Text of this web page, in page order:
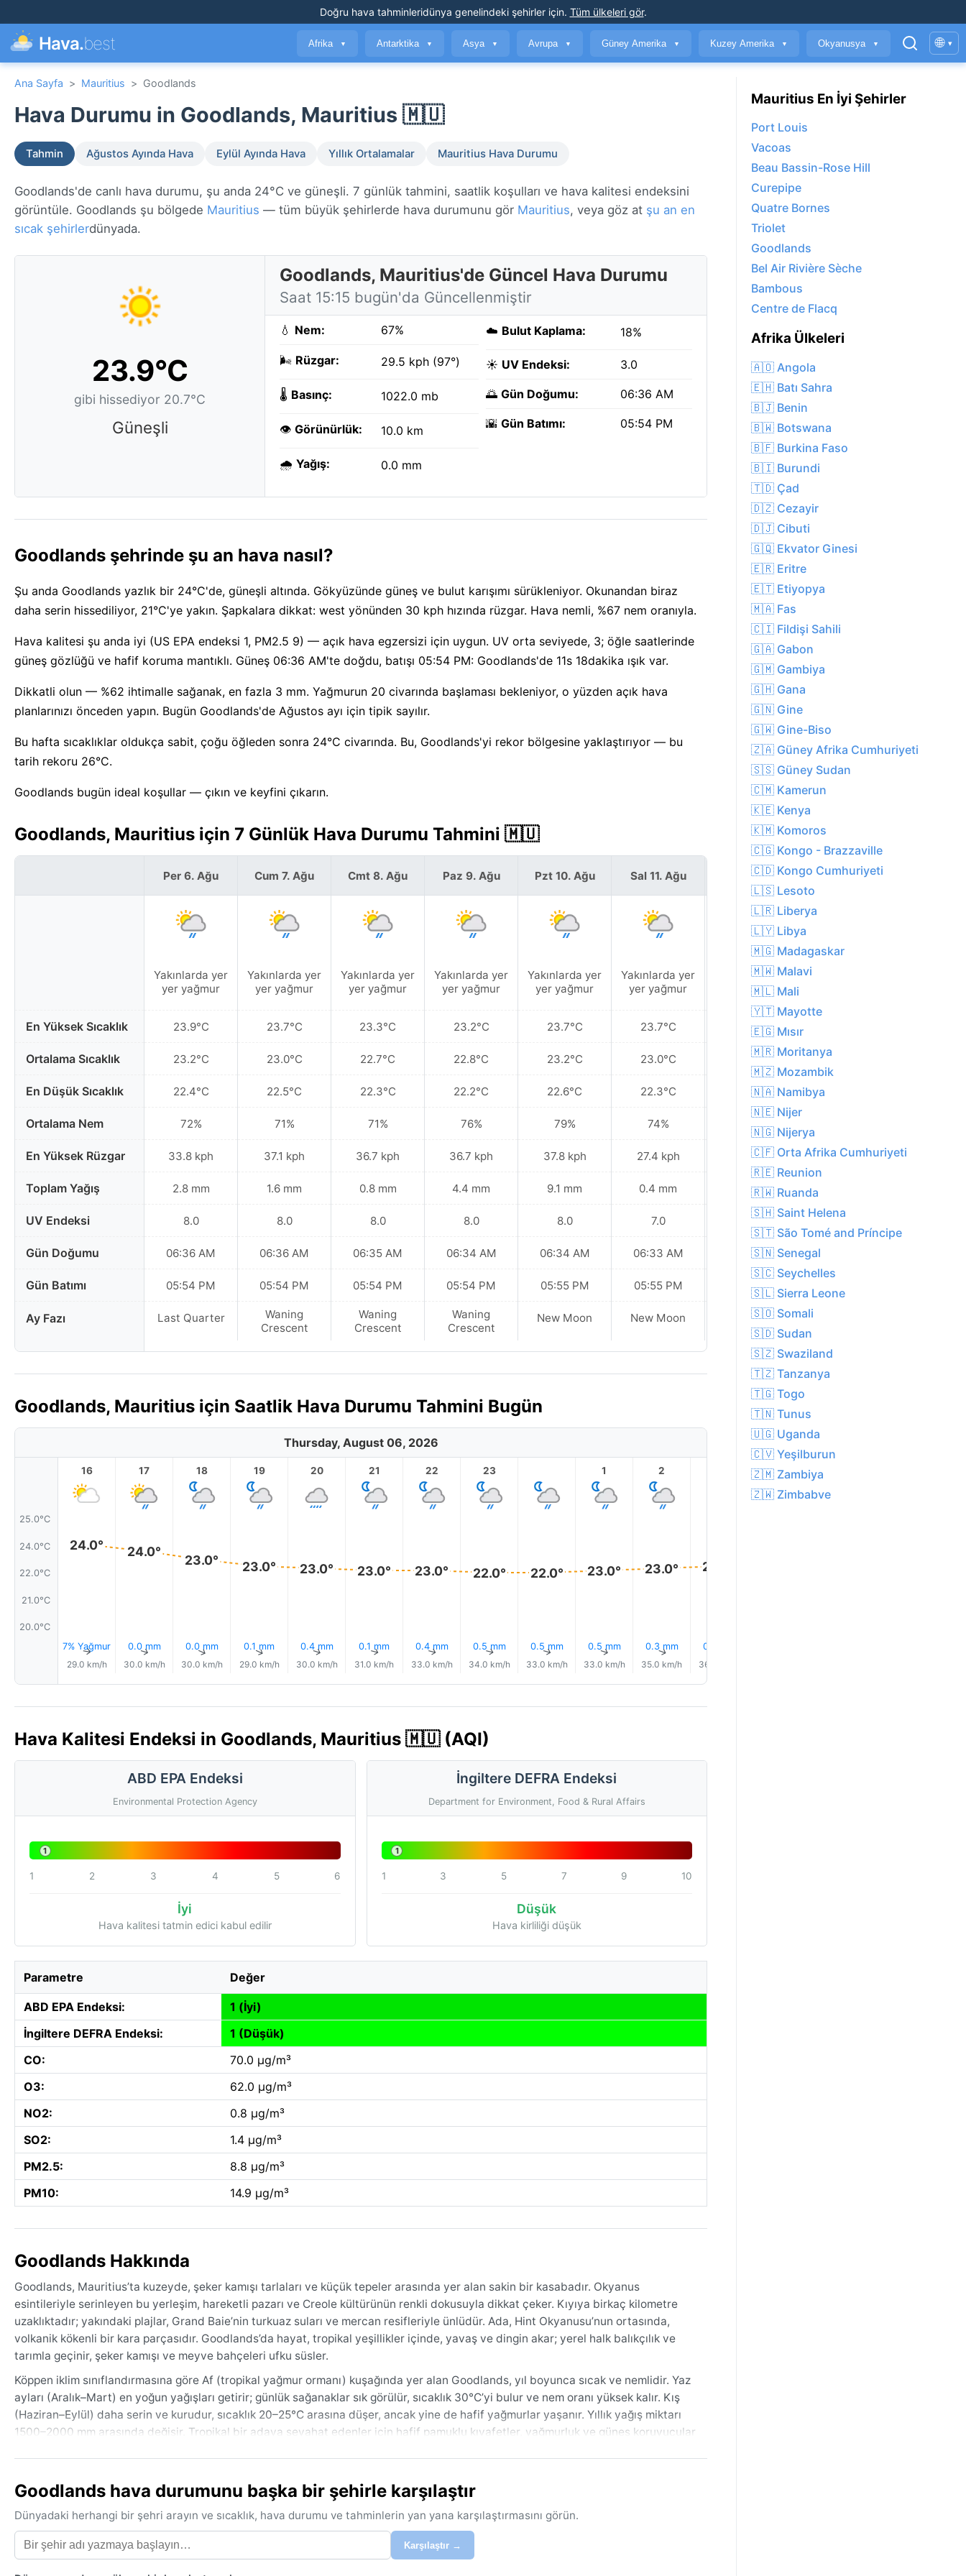
Doğru hava tahminleridünya genelindeki şehirler için. Tüm ülkeleri gör.
Hava.best Afrika ▼ Antarktika ▼ Asya ▼ Avrupa ▼ Güney Amerika ▼ Kuzey Amerika ▼ Okyanusya ▼ 🌐 ▾
Ana Sayfa > Mauritius > Goodlands
Hava Durumu in Goodlands, Mauritius 🇲🇺
Tahmin Ağustos Ayında Hava Eylül Ayında Hava Yıllık Ortalamalar Mauritius Hava Durumu
Goodlands'de canlı hava durumu, şu anda 24°C ve güneşli. 7 günlük tahmini, saatlik koşulları ve hava kalitesi endeksini
görüntüle. Goodlands şu bölgede Mauritius — tüm büyük şehirlerde hava durumunu gör Mauritius, veya göz at şu an en
sıcak şehirlerdünyada.
23.9°C
gibi hissediyor 20.7°C
Güneşli
Goodlands, Mauritius'de Güncel Hava Durumu
Saat 15:15 bugün'da Güncellenmiştir
💧 Nem: 67%
🌬️ Rüzgar: 29.5 kph (97°)
🌡️ Basınç: 1022.0 mb
👁️ Görünürlük: 10.0 km
🌧️ Yağış: 0.0 mm
☁️ Bulut Kaplama: 18%
☀️ UV Endeksi: 3.0
🌅 Gün Doğumu: 06:36 AM
🌇 Gün Batımı: 05:54 PM
Goodlands şehrinde şu an hava nasıl?
Şu anda Goodlands yazlık bir 24°C'de, güneşli altında. Gökyüzünde güneş ve bulut karışımı sürükleniyor. Okunandan biraz
daha serin hissediliyor, 21°C'ye yakın. Şapkalara dikkat: west yönünden 30 kph hızında rüzgar. Hava nemli, %67 nem oranıyla.
Hava kalitesi şu anda iyi (US EPA endeksi 1, PM2.5 9) — açık hava egzersizi için uygun. UV orta seviyede, 3; öğle saatlerinde
güneş gözlüğü ve hafif koruma mantıklı. Güneş 06:36 AM'te doğdu, batışı 05:54 PM: Goodlands'de 11s 18dakika ışık var.
Dikkatli olun — %62 ihtimalle sağanak, en fazla 3 mm. Yağmurun 20 civarında başlaması bekleniyor, o yüzden açık hava
planlarınızı önceden yapın. Bugün Goodlands'de Ağustos ayı için tipik sayılır.
Bu hafta sıcaklıklar oldukça sabit, çoğu öğleden sonra 24°C civarında. Bu, Goodlands'yi rekor bölgesine yaklaştırıyor — bu
tarih rekoru 26°C.
Goodlands bugün ideal koşullar — çıkın ve keyfini çıkarın.
Goodlands, Mauritius için 7 Günlük Hava Durumu Tahmini 🇲🇺
En Yüksek Sıcaklık
Ortalama Sıcaklık
En Düşük Sıcaklık
Ortalama Nem
En Yüksek Rüzgar
Toplam Yağış
UV Endeksi
Gün Doğumu
Gün Batımı
Ay Fazı
Per 6. Ağu
Yakınlarda yer
yer yağmur
23.9°C
23.2°C
22.4°C
72%
33.8 kph
2.8 mm
8.0
06:36 AM
05:54 PM
Last Quarter
Cum 7. Ağu
Yakınlarda yer
yer yağmur
23.7°C
23.0°C
22.5°C
71%
37.1 kph
1.6 mm
8.0
06:36 AM
05:54 PM
Waning
Crescent
Cmt 8. Ağu
Yakınlarda yer
yer yağmur
23.3°C
22.7°C
22.3°C
71%
36.7 kph
0.8 mm
8.0
06:35 AM
05:54 PM
Waning
Crescent
Paz 9. Ağu
Yakınlarda yer
yer yağmur
23.2°C
22.8°C
22.2°C
76%
36.7 kph
4.4 mm
8.0
06:34 AM
05:54 PM
Waning
Crescent
Pzt 10. Ağu
Yakınlarda yer
yer yağmur
23.7°C
23.2°C
22.6°C
79%
37.8 kph
9.1 mm
8.0
06:34 AM
05:55 PM
New Moon
Sal 11. Ağu
Yakınlarda yer
yer yağmur
23.7°C
23.0°C
22.3°C
74%
27.4 kph
0.4 mm
7.0
06:33 AM
05:55 PM
New Moon
Çar 12. Ağu
Yakınlarda yer
yer yağmur
23.7°C
22.7°C
21.4°C
75%
24.5 kph
0.1 mm
7.0
06:32 AM
05:55 PM
New Moon
Goodlands, Mauritius için Saatlik Hava Durumu Tahmini Bugün
Thursday, August 06, 2026
25.0°C
24.0°C
22.0°C
21.0°C
20.0°C
16
24.0°
7% Yağmur
↑
29.0 km/h
17
24.0°
0.0 mm
↑
30.0 km/h
18
23.0°
0.0 mm
↑
30.0 km/h
19
23.0°
0.1 mm
↑
29.0 km/h
20
23.0°
0.4 mm
↑
30.0 km/h
21
23.0°
0.1 mm
↑
31.0 km/h
22
23.0°
0.4 mm
↑
33.0 km/h
23
22.0°
0.5 mm
↑
34.0 km/h
22.0°
0.5 mm
↑
33.0 km/h
1
23.0°
0.5 mm
↑
33.0 km/h
2
23.0°
0.3 mm
↑
35.0 km/h
23.0°
0.0 mm
36.0 km/h
4
Hava Kalitesi Endeksi in Goodlands, Mauritius 🇲🇺 (AQI)
ABD EPA Endeksi
Environmental Protection Agency
1
1 2 3 4 5 6
İyi
Hava kalitesi tatmin edici kabul edilir
İngiltere DEFRA Endeksi
Department for Environment, Food & Rural Affairs
1
1 3 5 7 9 10
Düşük
Hava kirliliği düşük
Parametre Değer
ABD EPA Endeksi:
1 (İyi)
İngiltere DEFRA Endeksi:
1 (Düşük)
CO:
70.0 µg/m³
O3:
62.0 µg/m³
NO2:
0.8 µg/m³
SO2:
1.4 µg/m³
PM2.5:
8.8 µg/m³
PM10:
14.9 µg/m³
Goodlands Hakkında
Goodlands, Mauritius’ta kuzeyde, şeker kamışı tarlaları ve küçük tepeler arasında yer alan sakin bir kasabadır. Okyanus
esintileriyle serinleyen bu yerleşim, hareketli pazarı ve Creole kültürünün renkli dokusuyla dikkat çeker. Kıyıya birkaç kilometre
uzaklıktadır; yakındaki plajlar, Grand Baie’nin turkuaz suları ve mercan resifleriyle ünlüdür. Ada, Hint Okyanusu’nun ortasında,
volkanik kökenli bir kara parçasıdır. Goodlands’da hayat, tropikal yeşillikler içinde, yavaş ve dingin akar; yerel halk balıkçılık ve
tarımla geçinir, şeker kamışı ve meyve bahçeleri ufku süsler.
Köppen iklim sınıflandırmasına göre Af (tropikal yağmur ormanı) kuşağında yer alan Goodlands, yıl boyunca sıcak ve nemlidir. Yaz
ayları (Aralık–Mart) en yoğun yağışları getirir; günlük sağanaklar sık görülür, sıcaklık 30°C’yi bulur ve nem oranı yüksek kalır. Kış
(Haziran–Eylül) daha serin ve kurudur, sıcaklık 20–25°C arasına düşer, ancak yine de hafif yağmurlar yaşanır. Yıllık yağış miktarı
1500–2000 mm arasında değişir. Tropikal bir adaya seyahat edenler için hafif pamuklu kıyafetler, yağmurluk ve güneş koruyucular
azalır ve deniz yüzmeye elverişlidir. Kasım’dan Nisan’a kadar süren siklon mevsiminde adayı tropikal fırtınalar vurabilir; özellikle
Ocak–Şubat aylarında şiddetli rüzgâr ve sel riski artar. Bununla birlikte, alize rüzgârları genellikle serinletici bir etki yaratır.
Goodlands’ın iklimi, yılın büyük bölümünde sıcak ve nemli kalan, değişime kapalı bir döngü sunar; nem oranı sürekli yüksek olduğu
için terleme hissi hiç eksik olmaz.
Goodlands hava durumunu başka bir şehirle karşılaştır
Dünyadaki herhangi bir şehri arayın ve sıcaklık, hava durumu ve tahminlerin yan yana karşılaştırmasını görün.
Karşılaştır →
Mauritius En İyi Şehirler
Port Louis
Vacoas
Beau Bassin-Rose Hill
Curepipe
Quatre Bornes
Triolet
Goodlands
Bel Air Rivière Sèche
Bambous
Centre de Flacq
Afrika Ülkeleri
🇦🇴 Angola
🇪🇭 Batı Sahra
🇧🇯 Benin
🇧🇼 Botswana
🇧🇫 Burkina Faso
🇧🇮 Burundi
🇹🇩 Çad
🇩🇿 Cezayir
🇩🇯 Cibuti
🇬🇶 Ekvator Ginesi
🇪🇷 Eritre
🇪🇹 Etiyopya
🇲🇦 Fas
🇨🇮 Fildişi Sahili
🇬🇦 Gabon
🇬🇲 Gambiya
🇬🇭 Gana
🇬🇳 Gine
🇬🇼 Gine-Biso
🇿🇦 Güney Afrika Cumhuriyeti
🇸🇸 Güney Sudan
🇨🇲 Kamerun
🇰🇪 Kenya
🇰🇲 Komoros
🇨🇬 Kongo - Brazzaville
🇨🇩 Kongo Cumhuriyeti
🇱🇸 Lesoto
🇱🇷 Liberya
🇱🇾 Libya
🇲🇬 Madagaskar
🇲🇼 Malavi
🇲🇱 Mali
🇾🇹 Mayotte
🇪🇬 Mısır
🇲🇷 Moritanya
🇲🇿 Mozambik
🇳🇦 Namibya
🇳🇪 Nijer
🇳🇬 Nijerya
🇨🇫 Orta Afrika Cumhuriyeti
🇷🇪 Reunion
🇷🇼 Ruanda
🇸🇭 Saint Helena
🇸🇹 São Tomé and Príncipe
🇸🇳 Senegal
🇸🇨 Seychelles
🇸🇱 Sierra Leone
🇸🇴 Somali
🇸🇩 Sudan
🇸🇿 Swaziland
🇹🇿 Tanzanya
🇹🇬 Togo
🇹🇳 Tunus
🇺🇬 Uganda
🇨🇻 Yeşilburun
🇿🇲 Zambiya
🇿🇼 Zimbabve